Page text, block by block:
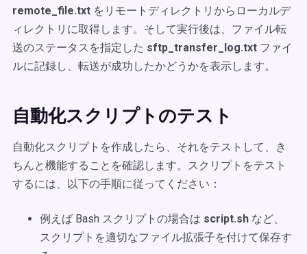
remote_file.txt をリモートディレクトリからローカルデ
ィレクトリに取得します。そして実行後は、ファイル転
送のステータスを指定した sftp_transfer_log.txt ファイ
ルに記録し、転送が成功したかどうかを表示します。
自動化スクリプトのテスト
自動化スクリプトを作成したら、それをテストして、き
ちんと機能することを確認します。スクリプトをテスト
するには、以下の手順に従ってください：
例えば Bash スクリプトの場合は script.sh など、
スクリプトを適切なファイル拡張子を付けて保存す